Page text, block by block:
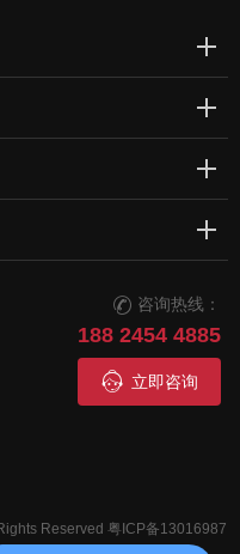
 咨询热线：
188 2454 4885
 立即咨询
Reserved 粤ICP备13016987